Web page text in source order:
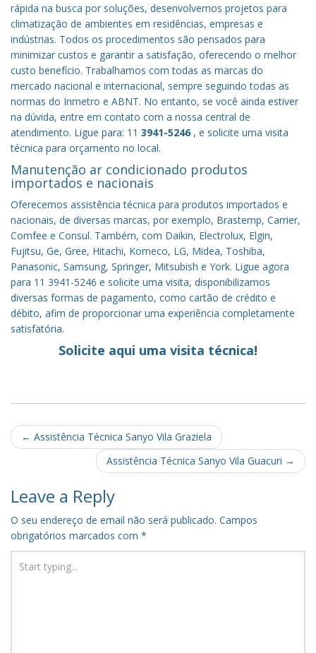
rápida na busca por soluções, desenvolvemos projetos para
climatização de ambientes em residências, empresas e
indústrias. Todos os procedimentos são pensados para
minimizar custos e garantir a satisfação, oferecendo o melhor
custo benefício. Trabalhamos com todas as marcas do
mercado nacional e internacional, sempre seguindo todas as
normas do Inmetro e ABNT. No entanto, se você ainda estiver
na dúvida, entre em contato com a nossa central de
atendimento. Ligue para: 11 3941-5246 , e solicite uma visita
técnica para orçamento no local.
Manutenção ar condicionado produtos
importados e nacionais
Oferecemos assistência técnica para produtos importados e
nacionais, de diversas marcas, por exemplo, Brastemp, Carrier,
Comfee e Consul. Também, com Daikin, Electrolux, Elgin,
Fujitsu, Ge, Gree, Hitachi, Komeco, LG, Midea, Toshiba,
Panasonic, Samsung, Springer, Mitsubish e York. Ligue agora
para 11 3941-5246 e solicite uma visita, disponibilizamos
diversas formas de pagamento, como cartão de crédito e
débito, afim de proporcionar uma experiência completamente
satisfatória.
Solicite aqui uma visita técnica!
Post
navigation
← Assistência Técnica Sanyo Vila Graziela
Assistência Técnica Sanyo Vila Guacuri →
Leave a Reply
O seu endereço de email não será publicado. Campos
obrigatórios marcados com *